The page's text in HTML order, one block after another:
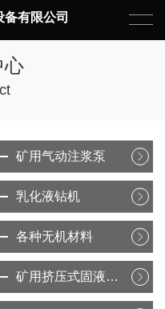
有限公司
心
矿用气动注浆泵
乳化液钻机
各种无机材料
矿用挤压式固液分离机